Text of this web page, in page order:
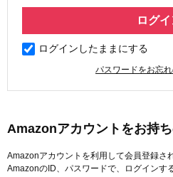
ログインしたままにする
パスワードをお忘
Amazonアカウントをお持
Amazonアカウントを利用して会員登録さ
AmazonのID、パスワードで、ログインす